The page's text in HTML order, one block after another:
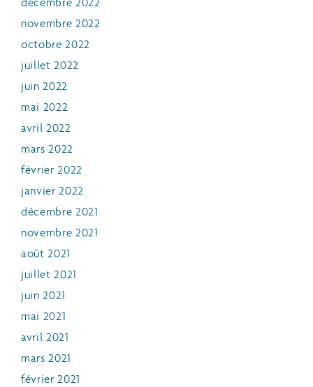
décembre 2022
novembre 2022
octobre 2022
juillet 2022
juin 2022
mai 2022
avril 2022
mars 2022
février 2022
janvier 2022
décembre 2021
novembre 2021
août 2021
juillet 2021
juin 2021
mai 2021
avril 2021
mars 2021
février 2021